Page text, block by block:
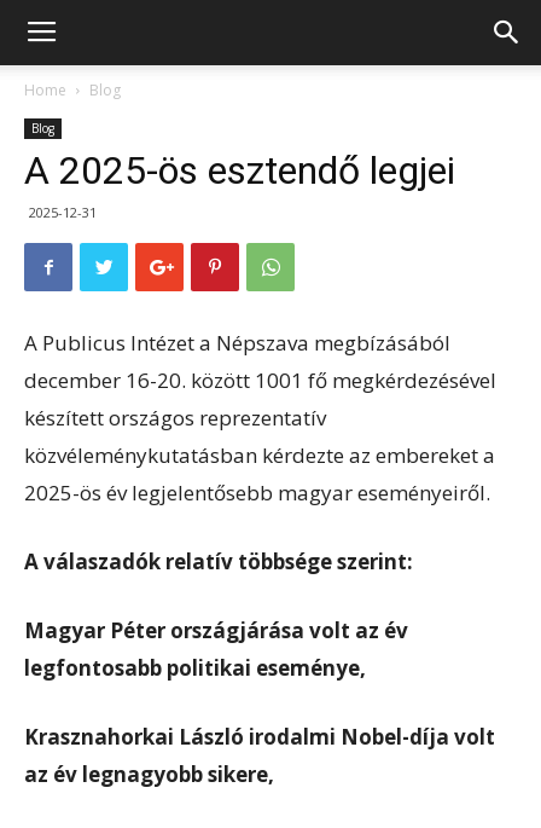
Home Blog
Blog
A 2025-ös esztendő legjei
2025-12-31
A Publicus Intézet a Népszava megbízásából
december 16-20. között 1001 fő megkérdezésével
készített országos reprezentatív
közvéleménykutatásban kérdezte az embereket a
2025-ös év legjelentősebb magyar eseményeiről.
A válaszadók relatív többsége szerint:
Magyar Péter országjárása volt az év
legfontosabb politikai eseménye,
Krasznahorkai László irodalmi Nobel-díja volt
az év legnagyobb sikere,